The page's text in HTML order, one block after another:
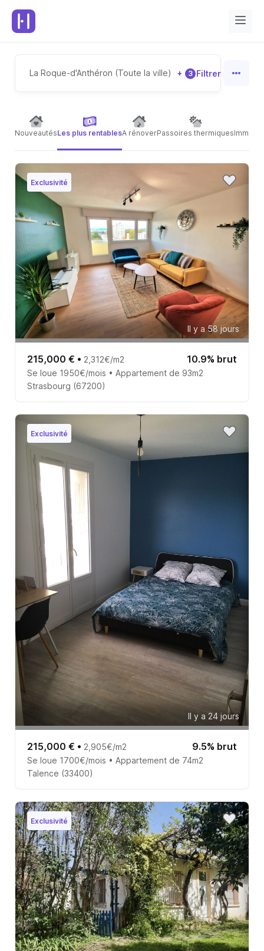
La Roque-d'Anthéron (Toute la ville) + 3 Filtrer
NouveautésLes plus rentablesA rénoverPassoires thermiques
Exclusivité
Il y a 58 jours
215,000 € • 2,312€/m2 10.9% brut
Se loue 1950€/mois • Appartement de 93m2
Strasbourg (67200)
Exclusivité
Il y a 24 jours
215,000 € • 2,905€/m2 9.5% brut
Se loue 1700€/mois • Appartement de 74m2
Talence (33400)
Exclusivité